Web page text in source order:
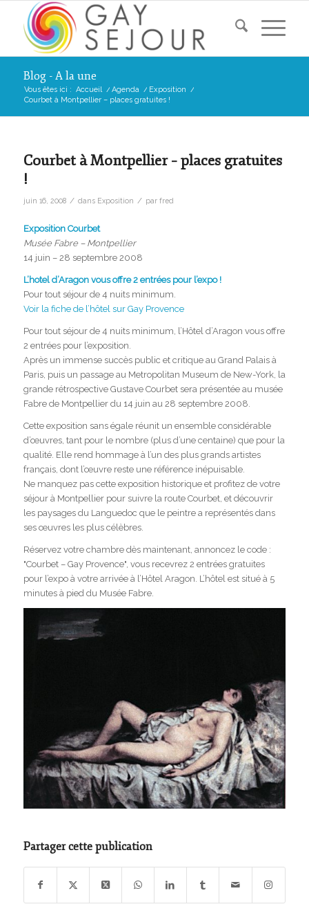
Blog - A la une
Vous êtes ici : Accueil / Agenda / Exposition /
Courbet à Montpellier – places gratuites !
Courbet à Montpellier – places gratuites
!
juin 16, 2008 / dans Exposition / par fred
Exposition Courbet
Musée Fabre – Montpellier
14 juin – 28 septembre 2008
L’hotel d’Aragon vous offre 2 entrées pour l’expo !
Pour tout séjour de 4 nuits minimum.
Voir la fiche de l’hôtel sur Gay Provence
Pour tout séjour de 4 nuits minimum, l’Hôtel d’Aragon vous offre
2 entrées pour l’exposition.
Après un immense succès public et critique au Grand Palais à
Paris, puis un passage au Metropolitan Museum de New-York, la
grande rétrospective Gustave Courbet sera présentée au musée
Fabre de Montpellier du 14 juin au 28 septembre 2008.
Cette exposition sans égale réunit un ensemble considérable
d’œuvres, tant pour le nombre (plus d’une centaine) que pour la
qualité. Elle rend hommage à l’un des plus grands artistes
français, dont l’œuvre reste une référence inépuisable.
Ne manquez pas cette exposition historique et profitez de votre
séjour à Montpellier pour suivre la route Courbet, et découvrir
les paysages du Languedoc que le peintre a représentés dans
ses œuvres les plus célèbres.
Réservez votre chambre dès maintenant, annoncez le code :
"Courbet – Gay Provence", vous recevrez 2 entrées gratuites
pour l’expo à votre arrivée à l’Hôtel Aragon. L’hôtel est situé à 5
minutes à pied du Musée Fabre.
Partager cette publication